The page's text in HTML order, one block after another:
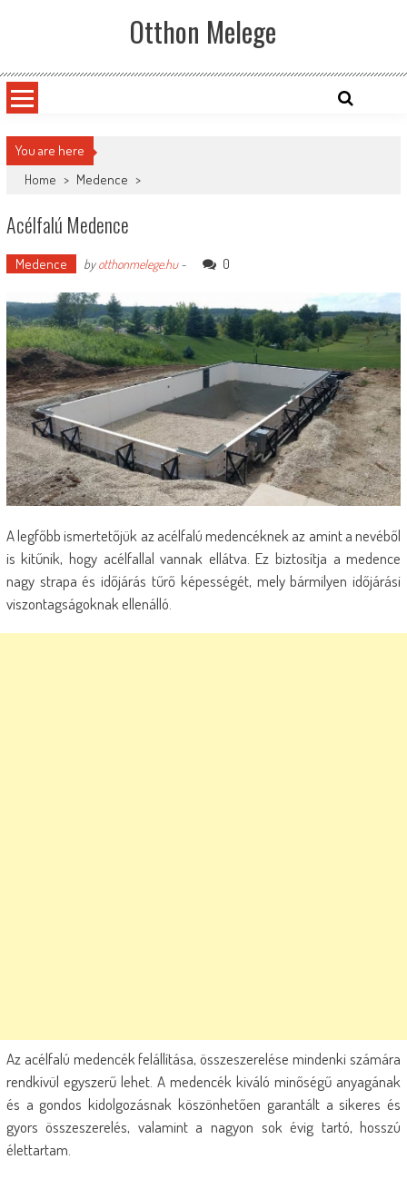
Otthon Melege
You are here
Home > Medence >
Acélfalú Medence
Medence byotthonmelege.hu- 0
A legfőbb ismertetőjük az acélfalú medencéknek az amint a nevéből
is kitűnik, hogy acélfallal vannak ellátva. Ez biztosítja a medence
nagy strapa és időjárás tűrő képességét, mely bármilyen időjárási
viszontagságoknak ellenálló.
Az acélfalú medencék felállítása, összeszerelése mindenki számára
rendkívül egyszerű lehet. A medencék kiváló minőségű anyagának
és a gondos kidolgozásnak köszönhetően garantált a sikeres és
gyors összeszerelés, valamint a nagyon sok évig tartó, hosszú
élettartam.